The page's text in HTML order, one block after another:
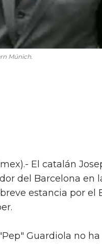
Múnich.
El catalán
del Barcelona en
estancia por el
Guardiola no